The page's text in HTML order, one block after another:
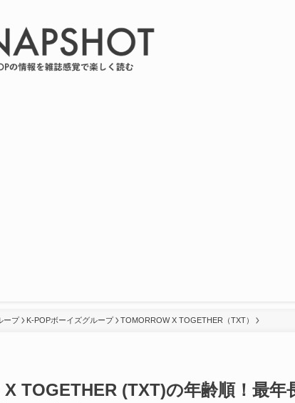
ープ K-POPボーイズグループ TOMORROW X TOGETHER（TXT）
X TOGETHER (TXT)の年齢順！最